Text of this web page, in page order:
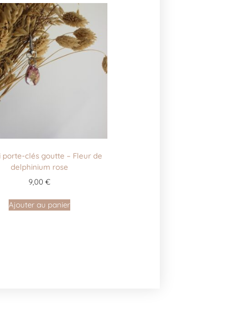
porte-clés goutte – Fleur de
delphinium rose
9,00 €
Ajouter au panier